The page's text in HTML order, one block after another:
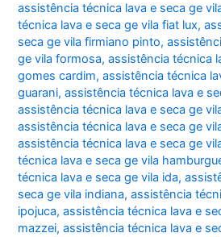
assistência técnica lava e seca ge
técnica lava e seca ge vila fiat lux,
seca ge vila firmiano pinto,
ge vila formosa,assistência técnica
gomes cardim,assistência técnica
guarani,assistência técnica lava e
assistência técnica lava e seca ge
assistência técnica lava e seca ge
assistência técnica lava e seca ge
técnica lava e seca ge vila
técnica lava e seca ge vila ida,
seca ge vila indiana,assistência
ipojuca,assistência técnica lava e
mazzei,assistência técnica lava e